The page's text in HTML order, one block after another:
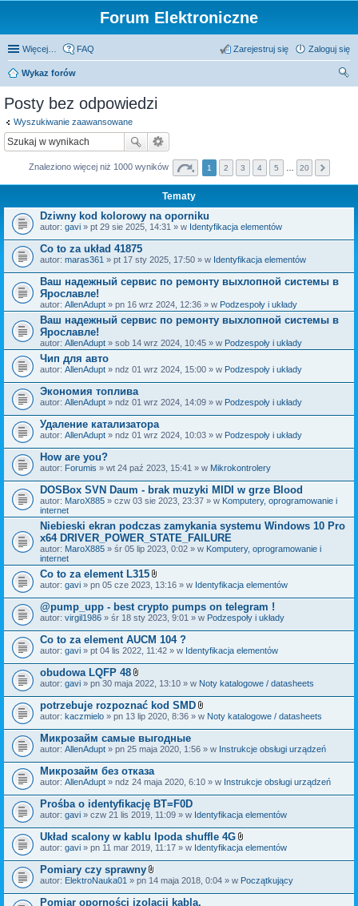
Forum Elektroniczne
Więcej… FAQ Zaloguj się
Zarejestruj się
Wykaz forów
Posty bez odpowiedzi
Wyszukiwanie zaawansowane
Znaleziono więcej niż 1000 wyników 1 2 3 4 5 20
Tematy
Dziwny kod kolorowy na oporniku
autor: gavi » pt 29 sie 2025, 14:31 » w Identyfikacja elementów
Co to za układ 41875
autor: maras361 » pt 17 sty 2025, 17:50 » w Identyfikacja elementów
Ваш надежный сервис по ремонту выхлопной системы в
Ярославле!
autor: AllenAdupt » pn 16 wrz 2024, 12:36 » w Podzespoły i układy
Ваш надежный сервис по ремонту выхлопной системы в
Ярославле!
autor: AllenAdupt » sob 14 wrz 2024, 10:45 » w Podzespoły i układy
Чип для авто
autor: AllenAdupt » ndz 01 wrz 2024, 15:00 » w Podzespoły i układy
Экономия топлива
autor: AllenAdupt » ndz 01 wrz 2024, 14:09 » w Podzespoły i układy
Удаление катализатора
autor: AllenAdupt » ndz 01 wrz 2024, 10:03 » w Podzespoły i układy
How are you?
autor: Forumis » wt 24 paź 2023, 15:41 » w Mikrokontrolery
DOSBox SVN Daum - brak muzyki MIDI w grze Blood
autor: MaroX885 » czw 03 sie 2023, 23:37 » w Komputery, oprogramowanie i
internet
Niebieski ekran podczas zamykania systemu Windows 10 Pro
x64 DRIVER_POWER_STATE_FAILURE
autor: MaroX885 » śr 05 lip 2023, 0:02 » w Komputery, oprogramowanie i
internet
Co to za element L315
Z
ł
ą
c
z
n
i
autor: gavi » pn 05 cze 2023, 13:16 » w Identyfikacja elementów
@pump_upp - best crypto pumps on telegram !
autor: virgil1986 » śr 18 sty 2023, 9:01 » w Podzespoły i układy
Co to za element AUCM 104 ?
autor: gavi » pt 04 lis 2022, 11:42 » w Identyfikacja elementów
obudowa LQFP 48
Z
ł
ą
c
z
n
i
i
autor: gavi » pn 30 maja 2022, 13:10 » w Noty katalogowe / datasheets
potrzebuje rozpoznać kod SMD
Z
ł
c
z
i
autor: kaczmielo » pn 13 lip 2020, 8:36 » w Noty katalogowe / datasheets
Микрозайм самые выгодные
autor: AllenAdupt » pn 25 maja 2020, 1:56 » w Instrukcje obsługi urządzeń
Микрозайм без отказа
autor: AllenAdupt » ndz 24 maja 2020, 6:10 » w Instrukcje obsługi urządzeń
Prośba o identyfikację BT=F0D
autor: gavi » czw 21 lis 2019, 11:09 » w Identyfikacja elementów
Układ scalony w kablu Ipoda shuffle 4G
Z
ł
c
z
autor: gavi » pn 11 mar 2019, 11:17 » w Identyfikacja elementów
Pomiary czy sprawny
Z
ł
autor: ElektroNauka01 » pn 14 maja 2018, 0:04 » w Początkujący
Pomiar oporności izolacji kabla.